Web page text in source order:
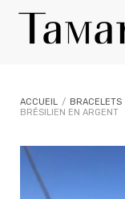
ACCUEIL / BRACELETS
BRÉSILIEN EN ARGENT